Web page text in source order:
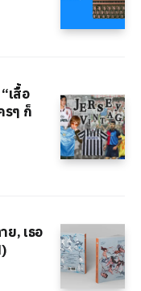
เสื้อ
รๆ ก็
ย, เธอ